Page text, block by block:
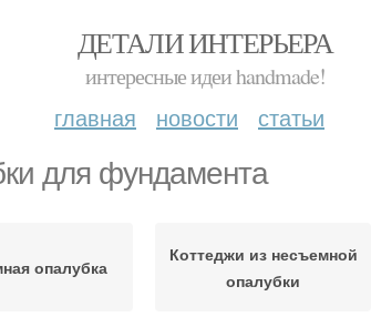
ДЕТАЛИ ИНТЕРЬЕРА
интересные идеи handmade!
главная новости статьи
для фундамента
опалубка
Коттеджи из несъемной
опалубки